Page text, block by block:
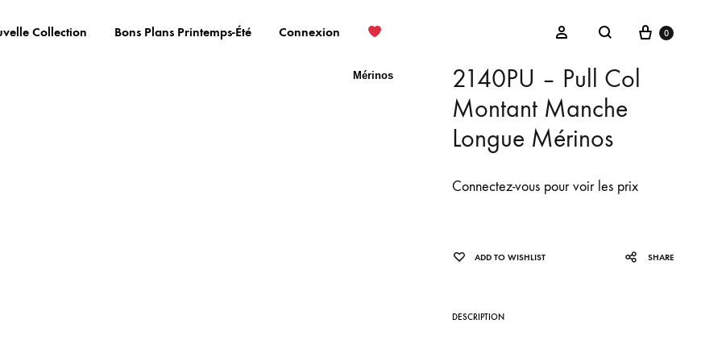
Collection Bons Plans Printemps-Été Connexion Sign in
Search
Cart
0
Mérinos
2140PU – Pull Col
Montant Manche
Longue Mérinos
Connectez-vous pour voir les prix
ADD TO WISHLIST SHARE
DESCRIPTION